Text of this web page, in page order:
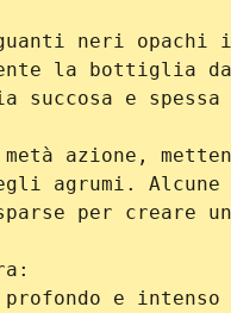
guanti neri
la bottiglia
succosa e
azione,
agrumi.
per creare
e intenso